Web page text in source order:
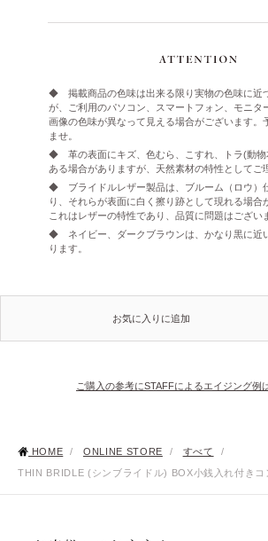
◆ 掲載商品の色味は出来る限り実物の色味に近
が、ご利用のパソコン、スマートフォン、モニタ
画像の色味が異なって見える場合がございます。
ませ。
◆ 革の表面にキズ、色むら、こすれ、トラ(動物
ある場合がありますが、天然素材の特性としてご
◆ ブライドルレザー製品は、ブルーム（ロウ）
り、それらが表面に白く擦り跡として現れる場合
これはレザーの特性であり、品質に問題はござい
◆ ネイビー、ダークブラウンは、かなり黒に近
ります。
お気に入りに追加
ご購入の参考にSTAFFによるエイジング例
HOME / ONLINE STORE / すべて
/
THIN BRIDLE (シンブライドル) BOX小銭入れ付きコ